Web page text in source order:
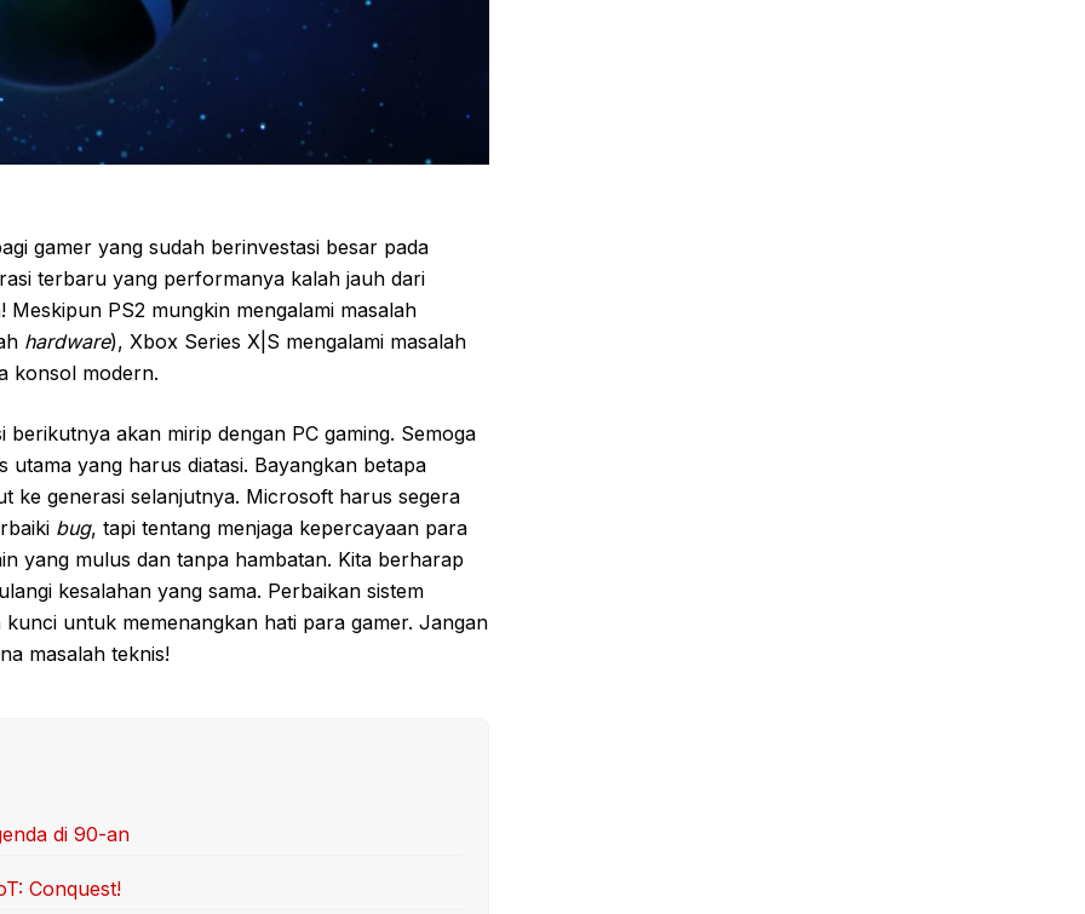
gamer yang sudah berinvestasi besar pada
terbaru yang performanya kalah jauh dari
PS2 mungkin mengalami masalah
hardware), Xbox Series X|S mengalami masalah
konsol modern.
akan mirip dengan PC gaming. Semoga
utama yang harus diatasi. Bayangkan betapa
ke generasi selanjutnya. Microsoft harus segera
bug, tapi tentang menjaga kepercayaan para
yang mulus dan tanpa hambatan. Kita berharap
kesalahan yang sama. Perbaikan sistem
untuk memenangkan hati para gamer. Jangan
masalah teknis!
di 90-an
Conquest!